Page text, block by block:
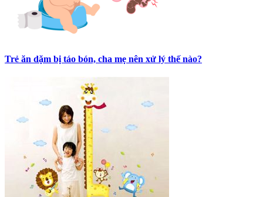
Trẻ ăn dặm bị táo bón, cha mẹ nên xử lý thế nào?